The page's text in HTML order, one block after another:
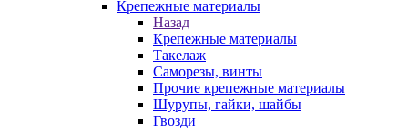
Крепежные материалы
Назад
Крепежные материалы
Такелаж
Саморезы, винты
Прочие крепежные материалы
Шурупы, гайки, шайбы
Гвозди